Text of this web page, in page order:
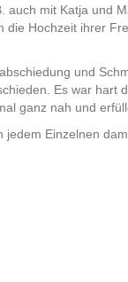
mit Katja und
Hochzeit ihrer
und
Es war hart
ganz nah und
Einzelnen